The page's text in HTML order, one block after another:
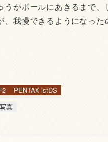
がボールにあきるまで、
我慢できるようになっ
PENTAX istDS
真